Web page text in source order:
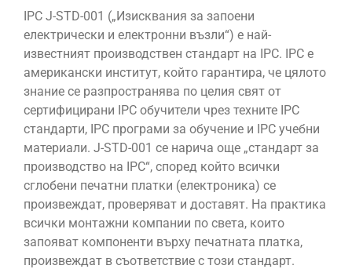
IPC J-STD-001 („Изисквания за запоени
електрически и електронни възли“) е най-
известният производствен стандарт на IPC. IPC е
американски институт, който гарантира, че цялото
знание се разпространява по целия свят от
сертифицирани IPC обучители чрез техните IPC
стандарти, IPC програми за обучение и IPC учебни
материали. J-STD-001 се нарича още „стандарт за
производство на IPC“, според който всички
сглобени печатни платки (електроника) се
произвеждат, проверяват и доставят. На практика
всички монтажни компании по света, които
запояват компоненти върху печатната платка,
произвеждат в съответствие с този стандарт.